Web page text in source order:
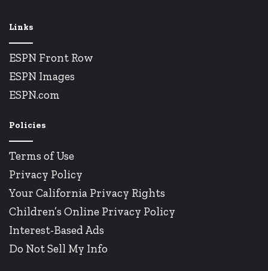
Links
ESPN Front Row
ESPN Images
ESPN.com
Policies
Terms of Use
Privacy Policy
Your California Privacy Rights
Children’s Online Privacy Policy
Interest-Based Ads
Do Not Sell My Info